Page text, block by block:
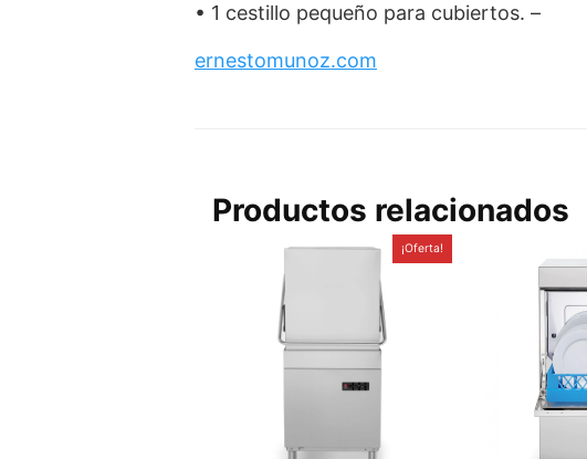
• 1 cestillo pequeño para cubiertos. –
ernestomunoz.com
Productos relacionados
¡Oferta!